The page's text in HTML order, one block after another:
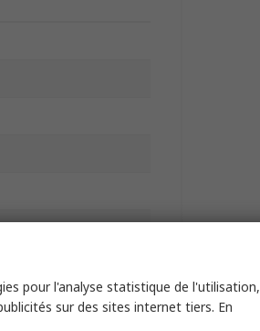
pour l'analyse statistique de l'utilisation,
sur des sites internet tiers. En